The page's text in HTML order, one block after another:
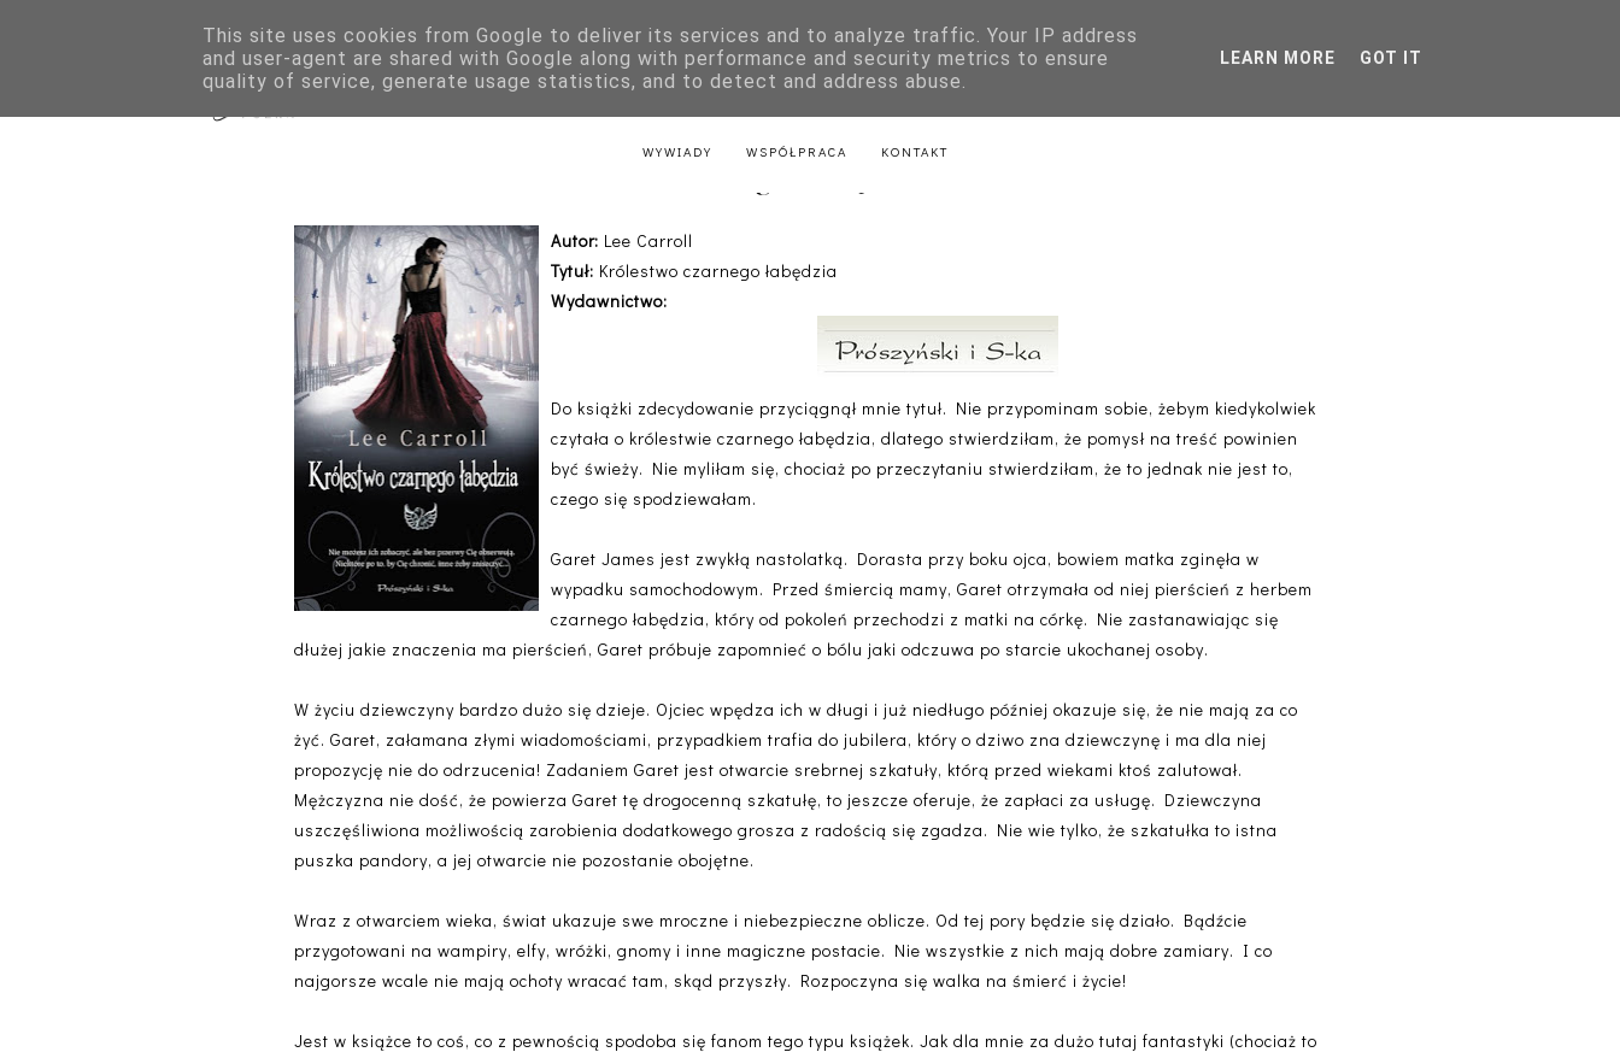
GRY PLANSZOWE KSIĄŻKI DLA DZIECI LITERATURA POLSKA LITERATURA ZAGRANICZNA
LITERATURA FAKTU LITERATURA Z PRZEPISAMI
WYWIADY WSPÓŁPRACA KONTAKT
Królestwo czarnego łabędzia - Lee Carroll
Autor: Lee Carroll
Tytuł: Królestwo czarnego łabędzia
Wydawnictwo:
Do książki zdecydowanie przyciągnął mnie tytuł. Nie przypominam sobie, żebym kiedykolwiek
czytała o królestwie czarnego łabędzia, dlatego stwierdziłam, że pomysł na treść powinien
być świeży. Nie myliłam się, chociaż po przeczytaniu stwierdziłam, że to jednak nie jest to,
czego się spodziewałam.
Garet James jest zwykłą nastolatką. Dorasta przy boku ojca, bowiem matka zginęła w
wypadku samochodowym. Przed śmiercią mamy, Garet otrzymała od niej pierścień z herbem
czarnego łabędzia, który od pokoleń przechodzi z matki na córkę. Nie zastanawiając się
dłużej jakie znaczenia ma pierścień, Garet próbuje zapomnieć o bólu jaki odczuwa po starcie ukochanej osoby.
W życiu dziewczyny bardzo dużo się dzieje. Ojciec wpędza ich w długi i już niedługo później okazuje się, że nie mają za co
żyć. Garet, załamana złymi wiadomościami, przypadkiem trafia do jubilera, który o dziwo zna dziewczynę i ma dla niej
propozycję nie do odrzucenia! Zadaniem Garet jest otwarcie srebrnej szkatuły, którą przed wiekami ktoś zalutował.
Mężczyzna nie dość, że powierza Garet tę drogocenną szkatułę, to jeszcze oferuje, że zapłaci za usługę. Dziewczyna
uszczęśliwiona możliwością zarobienia dodatkowego grosza z radością się zgadza. Nie wie tylko, że szkatułka to istna
puszka pandory, a jej otwarcie nie pozostanie obojętne.
Wraz z otwarciem wieka, świat ukazuje swe mroczne i niebezpieczne oblicze. Od tej pory będzie się działo. Bądźcie
przygotowani na wampiry, elfy, wróżki, gnomy i inne magiczne postacie. Nie wszystkie z nich mają dobre zamiary. I co
najgorsze wcale nie mają ochoty wracać tam, skąd przyszły. Rozpoczyna się walka na śmierć i życie!
Jest w książce to coś, co z pewnością spodoba się fanom tego typu książek. Jak dla mnie za dużo tutaj fantastyki (chociaż to
This site uses cookies from Google to deliver its services and to analyze traffic. Your IP address
and user-agent are shared with Google along with performance and security metrics to ensure
quality of service, generate usage statistics, and to detect and address abuse.
LEARN MORE GOT IT